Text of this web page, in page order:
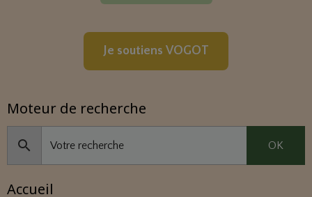
Je soutiens VOGOT
Moteur de recherche
OK
Accueil